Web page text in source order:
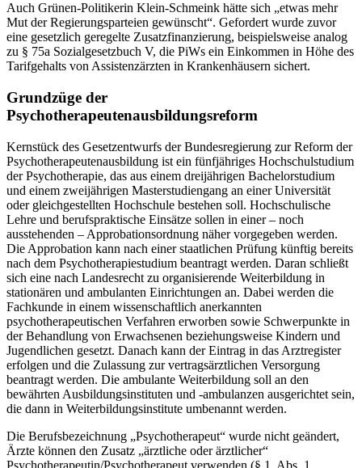
Auch Grünen-Politikerin Klein-Schmeink hätte sich „etwas mehr
Mut der Regierungspar­teien gewünscht“. Gefordert wurde zuvor
eine gesetzlich geregelte Zusatzfinanzierung, beispielsweise analog
zu § 75a Sozialgesetzbuch V, die PiWs ein Einkommen in Höhe des
Tarifgehalts von Assistenzärzten in Krankenhäusern sichert.
Grundzüge der
Psychotherapeutenausbildungsreform
Kernstück des Gesetzentwurfs der Bundesregierung zur Reform der
Psychotherapeutenaus­bildung ist ein fünfjähriges Hochschulstudium
der Psychotherapie, das aus einem dreijäh­rigen Bachelorstudium
und einem zweijährigen Masterstudiengang an einer Universität
oder gleichgestellten Hochschule bestehen soll. Hochschulische
Lehre und berufsprak­ti­sche Einsätze sollen in einer – noch
ausstehenden – Approbationsordnung näher vorgege­ben werden.
Die Approbation kann nach einer staatlichen Prüfung künftig bereits
nach dem Psychotherapiestudium beantragt werden. Daran schließt
sich eine nach Landesrecht zu organisierende Weiterbildung in
stationären und ambulanten Einrichtungen an. Dabei werden die
Fachkunde in einem wissenschaftlich anerkannten
psychotherapeutischen Ver­fahren erworben sowie Schwerpunkte in
der Behandlung von Erwachsenen beziehungs­weise Kindern und
Jugendlichen gesetzt. Danach kann der Eintrag in das Arztregister
er­folgen und die Zulassung zur vertragsärztlichen Versorgung
beantragt werden. Die ambu­lante Weiterbildung soll an den
bewährten Ausbildungsinstituten und -ambulanzen ausge­richtet sein,
die dann in Weiterbildungsinstitute umbenannt werden.
Die Berufsbezeichnung „Psychotherapeut“ wurde nicht geändert,
Ärzte können den Zu­satz „ärztliche oder ärztlicher“
Psychotherapeutin/Psychotherapeut verwenden (§ 1, Abs. 1